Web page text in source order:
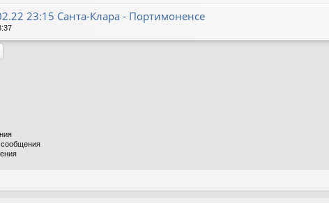
23:15 Санта-Клара - Портимоненсе
сообщения